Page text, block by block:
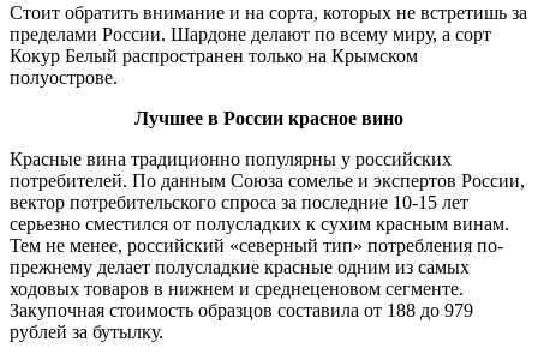
Стоит обратить внимание и на сорта, которых не встретишь за
пределами России. Шардоне делают по всему миру, а сорт
Кокур Белый распространен только на Крымском
полуострове.
Лучшее в России красное вино
Красные вина традиционно популярны у российских
потребителей. По данным Союза сомелье и экспертов России,
вектор потребительского спроса за последние 10-15 лет
серьезно сместился от полусладких к сухим красным винам.
Тем не менее, российский «северный тип» потребления по-
прежнему делает полусладкие красные одним из самых
ходовых товаров в нижнем и среднеценовом сегменте.
Закупочная стоимость образцов составила от 188 до 979
рублей за бутылку.